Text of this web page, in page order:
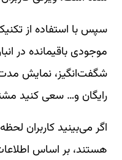
سپس با استفاده از
موجودی باقیمانده در
شگفت‌انگیز، نمایش مدت
رایگان و… سعی کنید
اگر می‌بینید کاربران
هستند، بر اساس